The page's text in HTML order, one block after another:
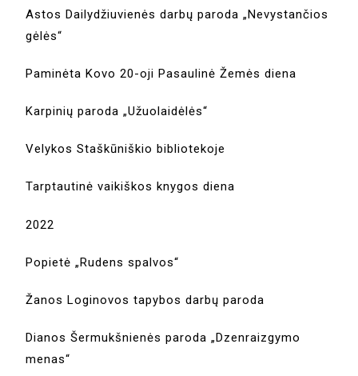
Astos Dailydžiuvienės darbų paroda „Nevystančios
gėlės“
Paminėta Kovo 20-oji Pasaulinė Žemės diena
Karpinių paroda „Užuolaidėlės“
Velykos Staškūniškio bibliotekoje
Tarptautinė vaikiškos knygos diena
2022
Popietė „Rudens spalvos“
Žanos Loginovos tapybos darbų paroda
Dianos Šermukšnienės paroda „Dzenraizgymo
menas“